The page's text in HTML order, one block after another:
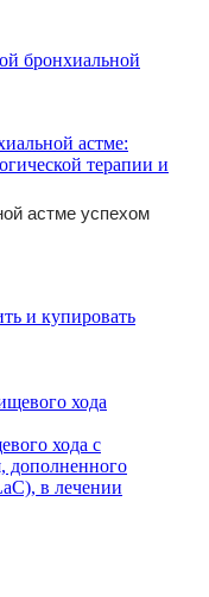
астме:
терапии и
астме успехом
хода с
дополненного
в лечении